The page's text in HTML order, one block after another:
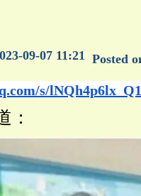
09-07 11:21 Posted
s/
：